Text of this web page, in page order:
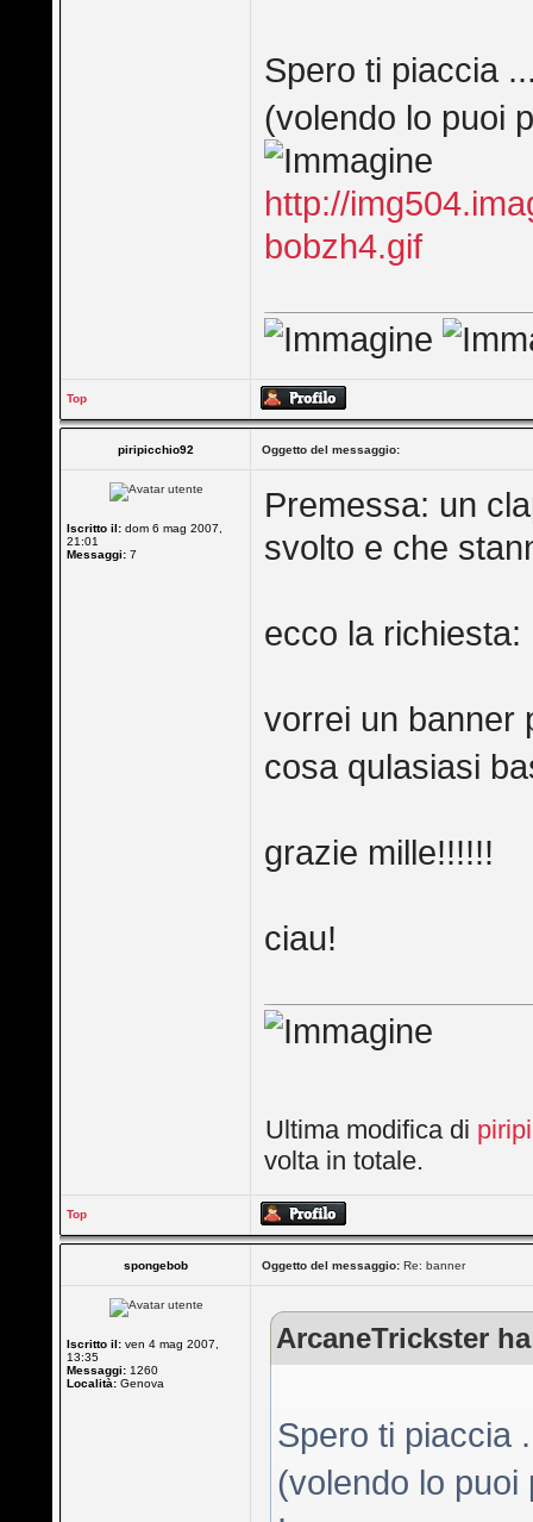
Spero ti piaccia
(volendo lo puoi
http://
bobzh4.gif
Top
piripicchio92 Oggetto del messaggio:
Iscritto il: dom 6 mag 2007,
21:01
Messaggi: 7
Premessa: un
svolto e che
ecco la richiesta:
vorrei un banner
cosa qulasiasi
grazie mille!!!!!!
ciau!
Ultima modifica di
volta in totale.
Top
spongebob Oggetto del messaggio: Re: banner
Iscritto il: ven 4 mag 2007,
13:35
Messaggi: 1260
Località: Genova
ArcaneTrickster
Spero ti piaccia
(volendo lo